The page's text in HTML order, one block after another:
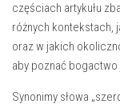
częściach artykułu
różnych kontekstach,
oraz w jakich
aby poznać
Synonimy słowa